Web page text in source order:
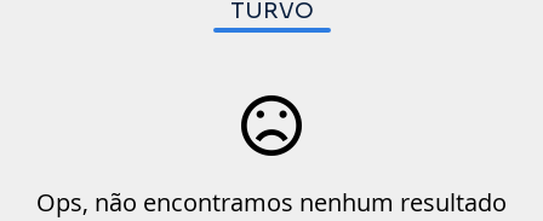
TURVO
Ops, não encontramos nenhum resultado